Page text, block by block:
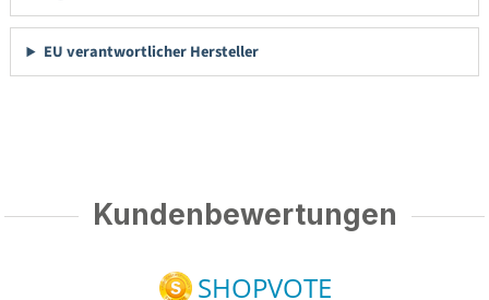
EU verantwortlicher Hersteller
Kundenbewertungen